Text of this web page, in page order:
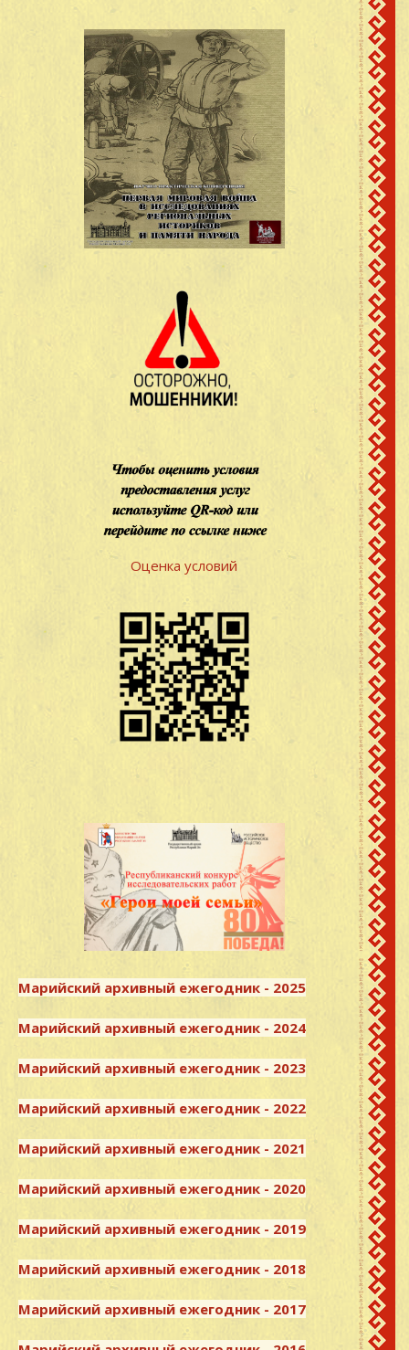
Оценка условий
Марийский архивный ежегодник - 2025
Марийский архивный ежегодник - 2024
Марийский архивный ежегодник - 2023
Марийский архивный ежегодник - 2022
Марийский архивный ежегодник - 2021
Марийский архивный ежегодник - 2020
Марийский архивный ежегодник - 2019
Марийский архивный ежегодник - 2018
Марийский архивный ежегодник - 2017